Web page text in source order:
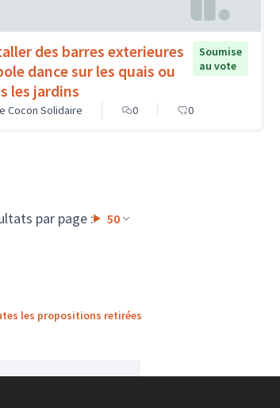
des barres exterieures
dance sur les quais ou
les jardins
Soumise
au vote
Cocon Solidaire 0 0
par page : 50
les propositions retirées